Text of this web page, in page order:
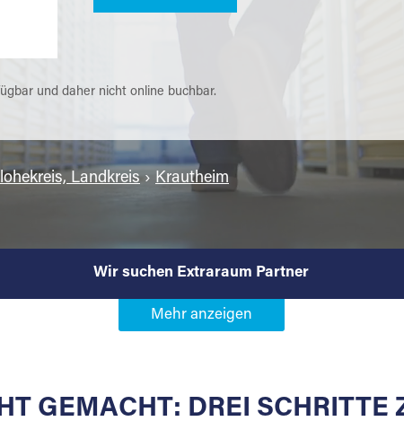
und daher nicht online buchbar.
Landkreis› Krautheim
Wir suchen Extraraum Partner
Partner in
für die Einlagerung von Umzugsgut gebaut wurde?
GEMACHT: DREI SCHRITTE